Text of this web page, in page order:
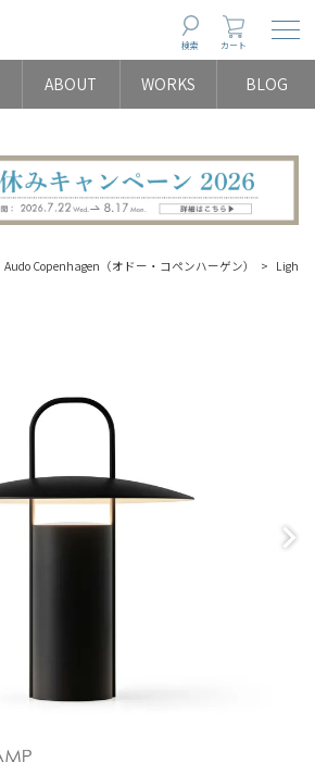
検索 カート
ABOUT WORKS BLOG
Audo Copenhagen（オドー・コペンハーゲン）